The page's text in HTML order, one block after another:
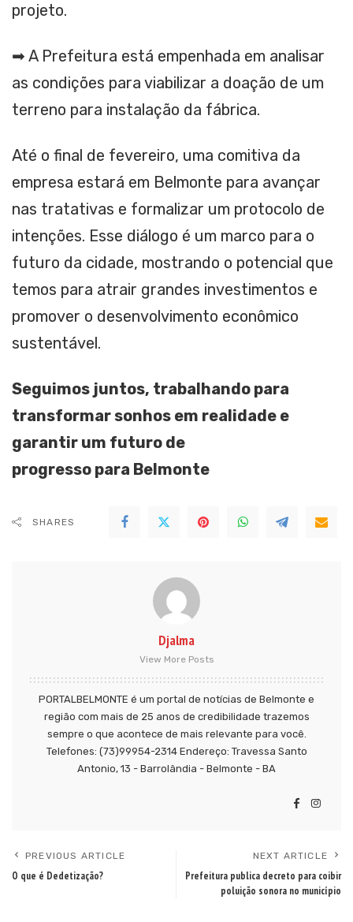
projeto.
➡ A Prefeitura está empenhada em analisar
as condições para viabilizar a doação de um
terreno para instalação da fábrica.
Até o final de fevereiro, uma comitiva da
empresa estará em Belmonte para avançar
nas tratativas e formalizar um protocolo de
intenções. Esse diálogo é um marco para o
futuro da cidade, mostrando o potencial que
temos para atrair grandes investimentos e
promover o desenvolvimento econômico
sustentável.
Seguimos juntos, trabalhando para
transformar sonhos em realidade e
garantir um futuro de
progresso para Belmonte
SHARES
Djalma
View More Posts
PORTALBELMONTE é um portal de notícias de Belmonte e
região com mais de 25 anos de credibilidade trazemos
sempre o que acontece de mais relevante para você.
Telefones: (73)99954-2314 Endereço: Travessa Santo
Antonio, 13 - Barrolândia - Belmonte - BA
PREVIOUS ARTICLE
O que é Dedetização?
NEXT ARTICLE
Prefeitura publica decreto para coibir
poluição sonora no município